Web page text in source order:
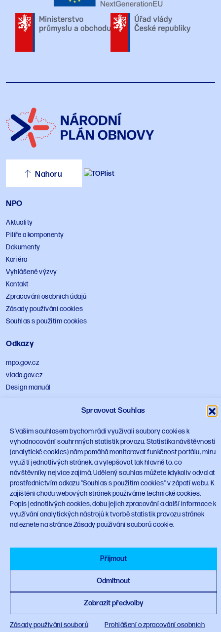
Spravovat Souhlas
S Vaším souhlasem bychom rádi využívali soubory cookies k
vyhodnocování souhrnných statistik provozu. Statistika návštěvnosti
(analytické cookies) nám pomáhá monitorovat funkčnost portálu, míru
využití jednotlivých stránek, a vylepšovat tak hlavně to, co
návštěvníky nejvíce zajímá. Udělený souhlas můžete kdykoliv odvolat
prostřednictvím odkazu "Souhlas s použitím cookies" v zápatí webu. K
zajištění chodu webových stránek používáme technické cookies.
Popis jednotlivých cookies, dobu jejich zpracování a další informace k
využívání analytických nástrojů k tvorbě statistik provozu stránek
naleznete na stránce Zásady používání souborů cookie.
Přijmout
Odmítnout
Zobrazit předvolby
Zásady používání souborů Prohlášení o zpracování osobních
NPO
Aktuality
Pilíře a komponenty
Dokumenty
Kariéra
Vyhlášené výzvy
Kontakt
Zpracování osobních údajů
Zásady používání cookies
Souhlas s použitím cookies
Odkazy
mpo.gov.cz
vlada.gov.cz
Design manuál
Nahoru
© 2023 Národní plán obnovyplanobnovy.gov.cz
Financováno Evropskou unií